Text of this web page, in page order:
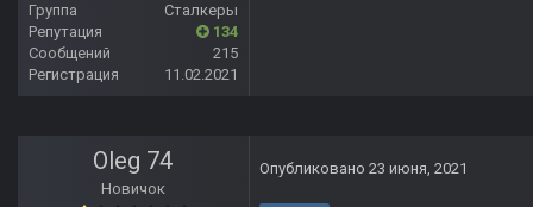
Группа
Сталкеры
Репутация
134
Сообщений
215
Регистрация
11.02.2021
Oleg 74
Новичок
Опубликовано 23 июня, 2021